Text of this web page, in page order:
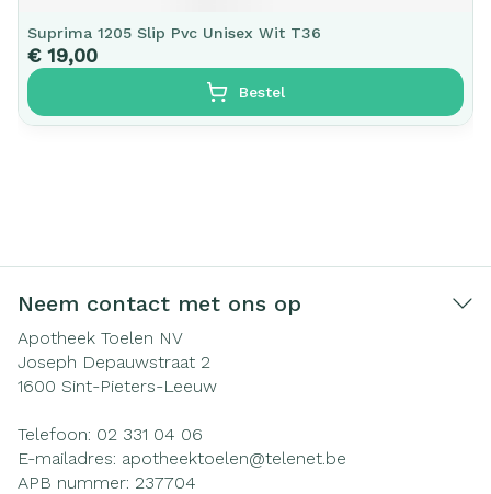
Suprima 1205 Slip Pvc Unisex Wit T36
€ 19,00
Bestel
Neem contact met ons op
Apotheek Toelen NV
Joseph Depauwstraat 2
1600 Sint-Pieters-Leeuw
Telefoon: 02 331 04 06
E-mailadres: apotheektoelen@telenet.be
APB nummer: 237704